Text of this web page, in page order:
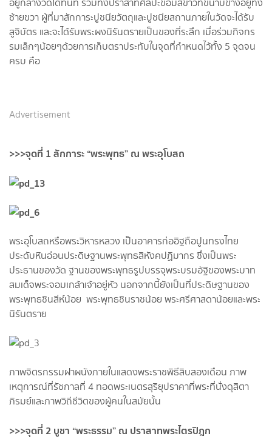
ซ้ายขวา ผู้ที่มาสักการะปูชนียวัตถุและปูชนียสถานภายในวัดจะได้รับ
สูจิบัตร และจะได้รับพระผงนิรันตรายเป็นของที่ระลึก เมื่อร่วมกิจกร
รมเล็กๆน้อยๆด้วยการเก็บตราประทับในจุดที่กำหนดไว้ทั้ง 5 จุดจน
ครบ คือ
Advertisement
>>>จุดที่ 1 สักการะ “พระพุทธ” ณ พระอุโบสถ
พระอุโบสถหรือพระวิหารหลวง เป็นอาคารก่ออิฐถือปูนทรงไทย
ประดับหินอ่อนประดิษฐานพระพุทธสิหังคปฏิมากร ซึ่งเป็นพระ
ประธานของวัด ฐานของพระพุทธรูปบรรจุพระบรมอัฐิของพระบาท
สมเด็จพระจอมเกล้าเจ้าอยู่หัว นอกจากนี้ยังเป็นที่ประดิษฐานของ
พระพุทธชินสีห์น้อย พระพุทธชินราชน้อย พระศรีศาสดาน้อยและพระ
นิรันตราย
ภาพจิตรกรรมฝาผนังภายในแสดงพระราชพิธีสิบสองเดือน ภาพ
เหตุการณ์ที่รัชกาลที่ 4 ทอดพระเนตรสุริยุปราคาที่พระที่นั่งดุสิตา
ภิรมย์และภาพวิถีชีวิตของผู้คนในสมัยนั้น
>>>จุดที่ 2 บูชา “พระธรรม” ณ ปราสาทพระไตรปิฎก